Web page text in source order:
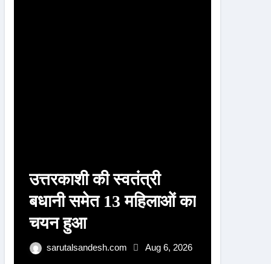
उत्तरकाशी की स्वतंत्री
बधानी समेत 13 महिलाओं का
चयन हुआ
sarutalsandesh.com Aug 6, 2026